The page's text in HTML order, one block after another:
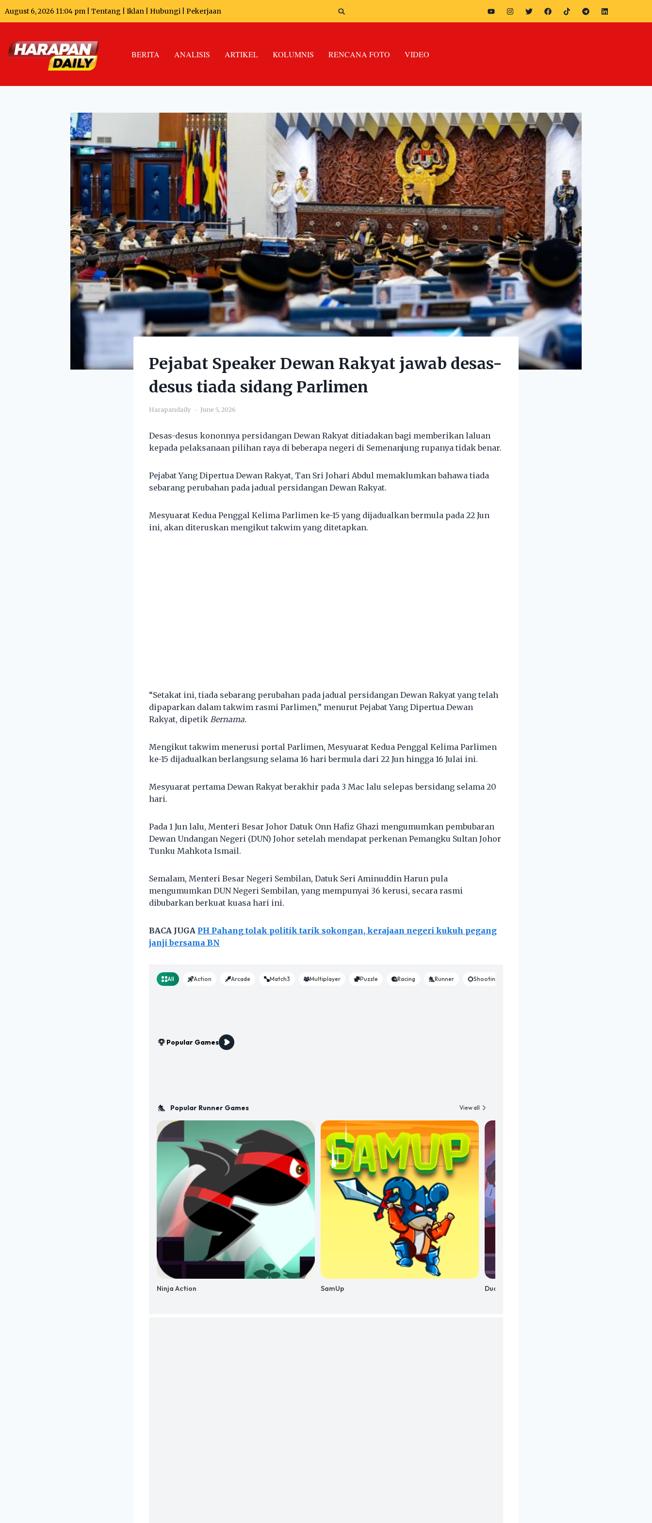
August 6, 2026 11:04 pm | Tentang Iklan Hubungi Pekerjaan
BERITA ANALISIS ARTIKEL KOLUMNIS RENCANA FOTO VIDEO
Pejabat Speaker Dewan Rakyat jawab desas-
desus tiada sidang Parlimen
Harapandaily June 5, 2026
Desas-desus kononnya persidangan Dewan Rakyat ditiadakan bagi memberikan laluan
kepada pelaksanaan pilihan raya di beberapa negeri di Semenanjung rupanya tidak benar.
Pejabat Yang Dipertua Dewan Rakyat, Tan Sri Johari Abdul memaklumkan bahawa tiada
sebarang perubahan pada jadual persidangan Dewan Rakyat.
Mesyuarat Kedua Penggal Kelima Parlimen ke-15 yang dijadualkan bermula pada 22 Jun
ini, akan diteruskan mengikut takwim yang ditetapkan.
“Setakat ini, tiada sebarang perubahan pada jadual persidangan Dewan Rakyat yang telah
dipaparkan dalam takwim rasmi Parlimen,” menurut Pejabat Yang Dipertua Dewan
Rakyat, dipetik Bernama.
Mengikut takwim menerusi portal Parlimen, Mesyuarat Kedua Penggal Kelima Parlimen
ke-15 dijadualkan berlangsung selama 16 hari bermula dari 22 Jun hingga 16 Julai ini.
Mesyuarat pertama Dewan Rakyat berakhir pada 3 Mac lalu selepas bersidang selama 20
hari.
Pada 1 Jun lalu, Menteri Besar Johor Datuk Onn Hafiz Ghazi mengumumkan pembubaran
Dewan Undangan Negeri (DUN) Johor setelah mendapat perkenan Pemangku Sultan Johor
Tunku Mahkota Ismail.
Semalam, Menteri Besar Negeri Sembilan, Datuk Seri Aminuddin Harun pula
mengumumkan DUN Negeri Sembilan, yang mempunyai 36 kerusi, secara rasmi
dibubarkan berkuat kuasa hari ini.
BACA JUGA PH Pahang tolak politik tarik sokongan, kerajaan negeri kukuh pegang
janji bersama BN